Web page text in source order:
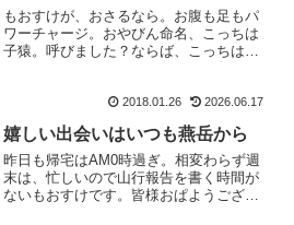
もおすけが、おさるなら。お腹も足もパ
ワーチャージ。おやびん命名、こっちは
子猿。呼びました？ならば、こっちは汚
時に何言うてますのん。名付けて日光猿
2018.01.26 2026.06.17
嬉しい出会いはいつも燕岳から
昨日も帰宅はAM0時過ぎ。相変わらず週
末は、忙しいので山行報告を書く時間が
ないもおすけです。皆様おぱようござい